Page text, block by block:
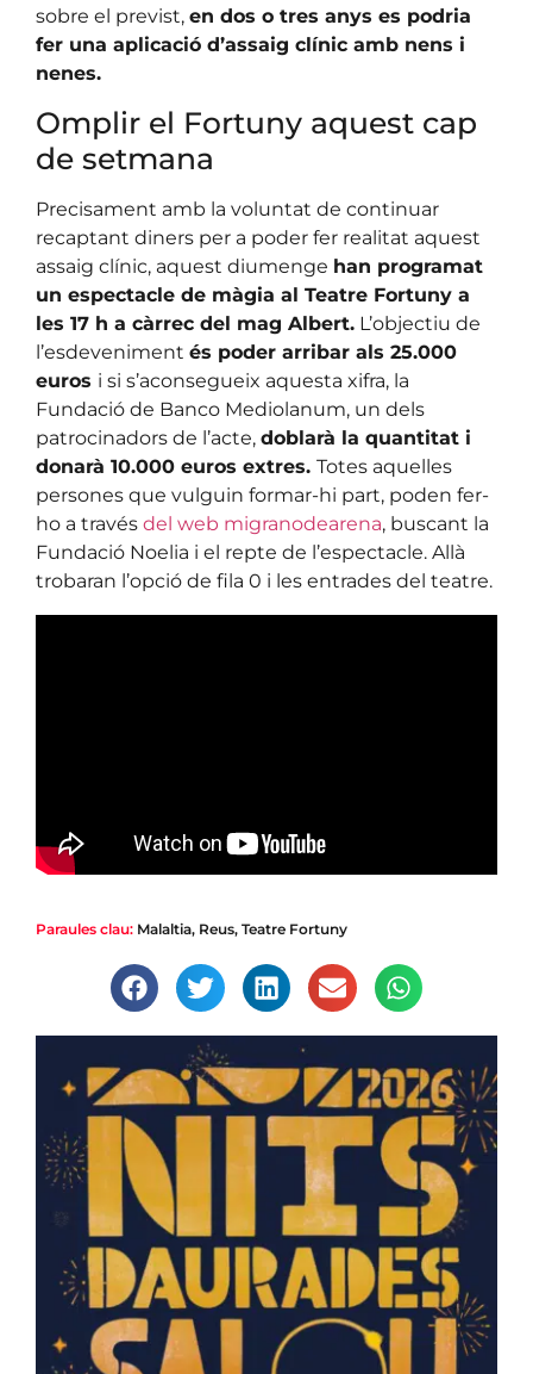
sobre el previst, en dos o tres anys es podria
fer una aplicació d’assaig clínic amb nens i
nenes.
Omplir el Fortuny aquest cap
de setmana
Precisament amb la voluntat de continuar
recaptant diners per a poder fer realitat aquest
assaig clínic, aquest diumenge han programat
un espectacle de màgia al Teatre Fortuny a
les 17 h a càrrec del mag Albert. L’objectiu de
l’esdeveniment és poder arribar als 25.000
euros i si s’aconsegueix aquesta xifra, la
Fundació de Banco Mediolanum, un dels
patrocinadors de l’acte, doblarà la quantitat i
donarà 10.000 euros extres. Totes aquelles
persones que vulguin formar-hi part, poden fer-
ho a través del web migranodearena, buscant la
Fundació Noelia i el repte de l’espectacle. Allà
trobaran l’opció de fila 0 i les entrades del teatre.
Paraules clau: Malaltia, Reus, Teatre Fortuny